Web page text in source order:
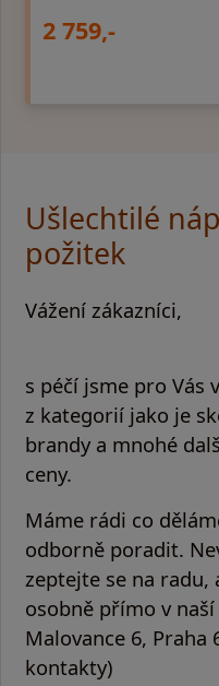
2 759,-
Ušlechtilé
požitek
Vážení zákazníci,
s péčí jsme pro Vás
z kategorií jako je
brandy a mnohé
ceny.
Máme rádi co
odborně poradit.
zeptejte se na radu,
osobně přímo v
Malovance 6, Praha
kontakty)